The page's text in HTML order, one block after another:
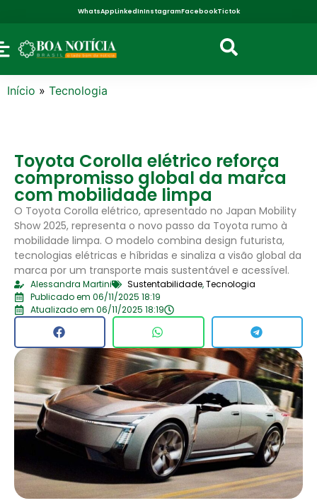
WhatsAppLinkedInInstagramFacebookTictok
Início » Tecnologia
Toyota Corolla elétrico reforça
compromisso global da marca
com mobilidade limpa
O Toyota Corolla elétrico, apresentado no Japan Mobility
Show 2025, representa o novo passo da Toyota rumo à
mobilidade limpa. O modelo combina design futurista,
tecnologias elétricas e híbridas e sinaliza a visão global da
marca por um transporte mais sustentável e acessível.
Alessandra Martini Sustentabilidade,Tecnologia
Publicado em 06/11/2025 18:19
Atualizado em 06/11/2025 18:19